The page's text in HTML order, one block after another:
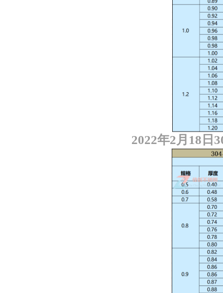
2022年2月 18 日